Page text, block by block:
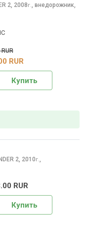
2, 2008г., внедорожник,
RUR
Купить
2, 2010г.,
RUR
Купить